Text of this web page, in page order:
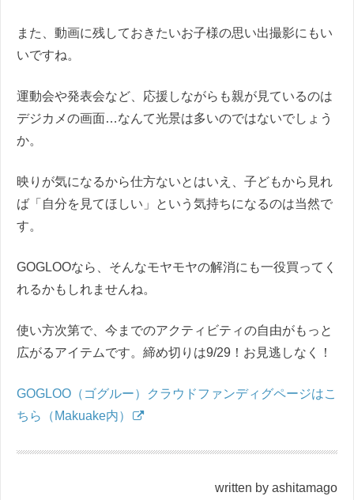
また、動画に残しておきたいお子様の思い出撮影にもい
いですね。
運動会や発表会など、応援しながらも親が見ているのは
デジカメの画面…なんて光景は多いのではないでしょう
か。
映りが気になるから仕方ないとはいえ、子どもから見れ
ば「自分を見てほしい」という気持ちになるのは当然で
す。
GOGLOOなら、そんなモヤモヤの解消にも一役買ってく
れるかもしれませんね。
使い方次第で、今までのアクティビティの自由がもっと
広がるアイテムです。締め切りは9/29！お見逃しなく！
GOGLOO（ゴグルー）クラウドファンディグページはこ
ちら（Makuake内）
written by ashitamago